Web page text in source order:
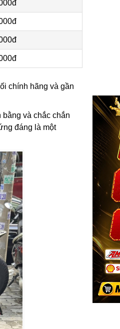
chính hãng và gần
và chắc chắn
đáng là một